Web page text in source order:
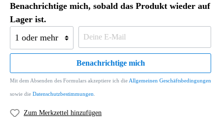
Benachrichtige mich, sobald das Produkt wieder auf
Lager ist.
Benachrichtige mich
Mit dem Absenden des Formulars akzeptiere ich die Allgemeinen Geschäftsbedingungen
sowie die Datenschutzbestimmungen
Zum Merkzettel hinzufügen